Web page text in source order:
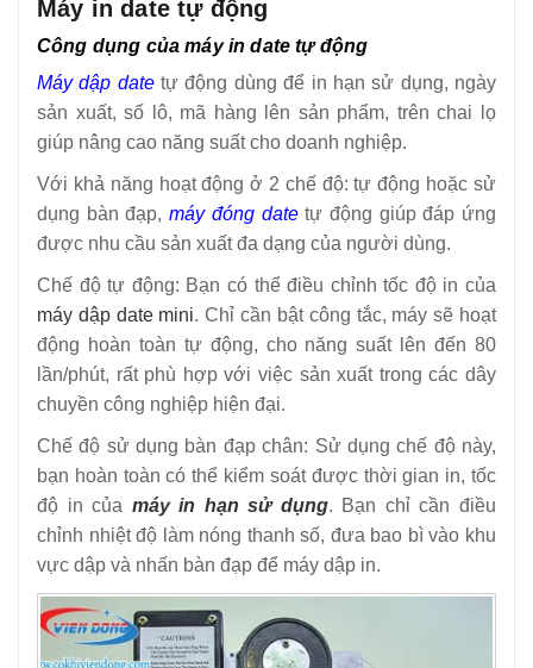
Máy in date tự động
Công dụng của máy in date tự động
Máy dập datetự động dùng để in hạn sử dụng, ngày
sản xuất, số lô, mã hàng lên sản phẩm, trên chai lọ
giúp nâng cao năng suất cho doanh nghiệp.
Với khả năng hoạt động ở 2 chế độ: tự động hoặc sử
dụng bàn đạp,máy đóng datetự động giúp đáp ứng
được nhu cầu sản xuất đa dạng của người dùng.
Chế độ tự động: Bạn có thể điều chỉnh tốc độ in của
máy dập date mini. Chỉ cần bật công tắc, máy sẽ hoạt
động hoàn toàn tự động, cho năng suất lên đến 80
lần/phút, rất phù hợp với việc sản xuất trong các dây
chuyền công nghiệp hiện đại.
Chế độ sử dụng bàn đạp chân: Sử dụng chế độ này,
bạn hoàn toàn có thể kiểm soát được thời gian in, tốc
độ in của máy in hạn sử dụng. Bạn chỉ cần điều
chỉnh nhiệt độ làm nóng thanh số, đưa bao bì vào khu
vực dập và nhấn bàn đạp để máy dập in.